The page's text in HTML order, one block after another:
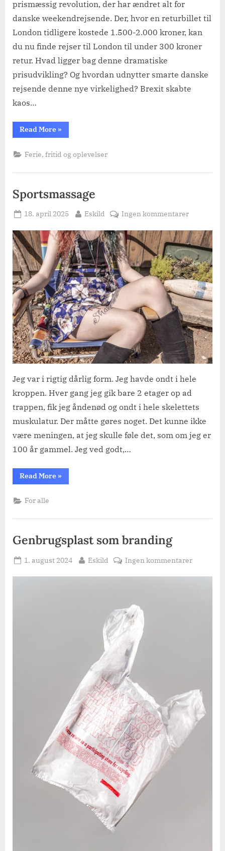
prismæssig revolution, der har ændret alt for
danske weekendrejsende. Der, hvor en returbillet til
London tidligere kostede 1.500-2.000 kroner, kan
du nu finde rejser til London til under 300 kroner
retur. Hvad ligger bag denne dramatiske
prisudvikling? Og hvordan udnytter smarte danske
rejsende denne nye virkelighed? Brexit skabte
kaos…
Read More“Her
er
»
Ferie, fritid og oplevelser
Sportsmassage
Posted
18. april 2025 By
Eskild Ingen kommentarertil
Jeg var i rigtig dårlig form. Jeg havde ondt i hele
kroppen. Hver gang jeg gik bare 2 etager op ad
trappen, fik jeg åndenød og ondt i hele skelettets
muskulatur. Der måtte gøres noget. Det kunne ikke
være meningen, at jeg skulle føle det, som om jeg er
100 år gammel. Jeg ved godt,…
Read More“Sportsmassage”
»
For alle
Genbrugsplast som branding
Posted
1. august 2024 By
Eskild Ingen kommentarertil